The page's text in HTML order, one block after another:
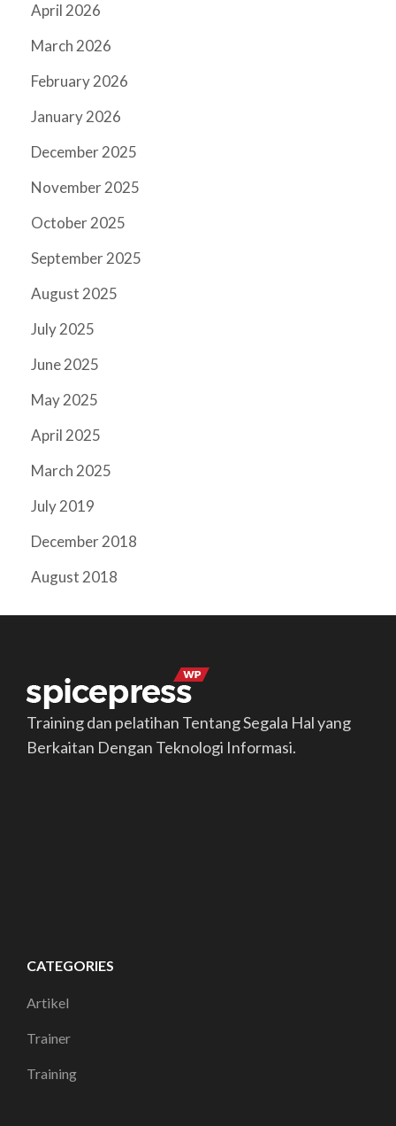
April 2026
March 2026
February 2026
January 2026
December 2025
November 2025
October 2025
September 2025
August 2025
July 2025
June 2025
May 2025
April 2025
March 2025
July 2019
December 2018
August 2018
Training dan pelatihan Tentang Segala Hal yang
Berkaitan Dengan Teknologi Informasi.
CATEGORIES
Artikel
Trainer
Training